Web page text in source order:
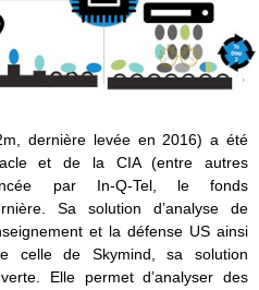
dernière levée en 2016) a été
et de la CIA (entre autres
par In-Q-Tel, le fonds
Sa solution d’analyse de
et la défense US ainsi
celle de Skymind, sa solution
Elle permet d’analyser des